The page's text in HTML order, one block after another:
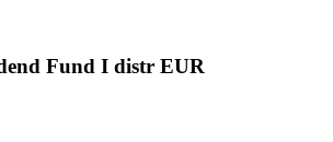
Fund I distr EUR